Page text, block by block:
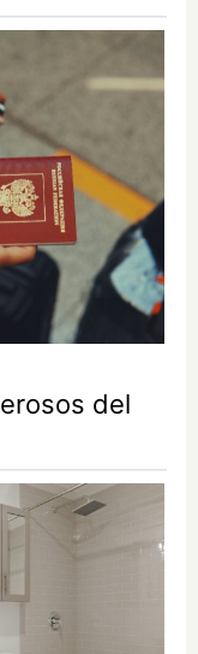
del